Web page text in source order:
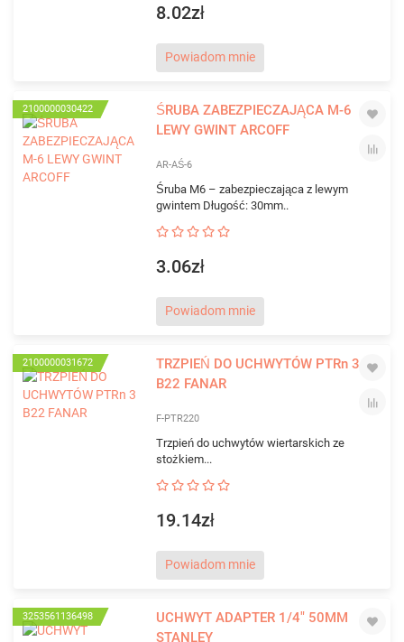
8.02zł
Powiadom mnie
2100000030422
ŚRUBA ZABEZPIECZAJĄCA M-6
LEWY GWINT ARCOFF
AR-AŚ-6
Śruba M6 – zabezpieczająca z lewym
gwintem Długość: 30mm..
3.06zł
Powiadom mnie
2100000031672
TRZPIEŃ DO UCHWYTÓW PTRn 3
B22 FANAR
F-PTR220
Trzpień do uchwytów wiertarskich ze
stożkiem...
19.14zł
Powiadom mnie
3253561136498
UCHWYT ADAPTER 1/4" 50MM
STANLEY